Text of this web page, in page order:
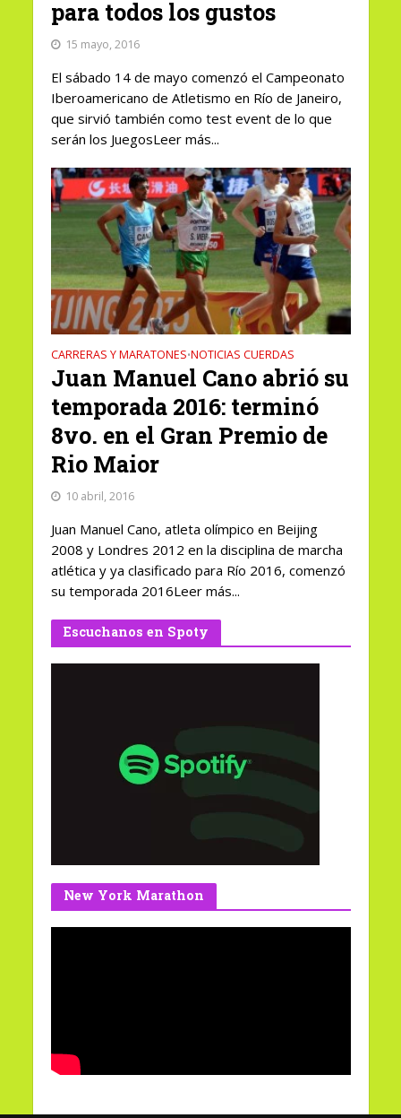
para todos los gustos
15 mayo, 2016
El sábado 14 de mayo comenzó el Campeonato
Iberoamericano de Atletismo en Río de Janeiro,
que sirvió también como test event de lo que
serán los JuegosLeer más...
CARRERAS Y MARATONES•NOTICIAS CUERDAS
Juan Manuel Cano abrió su
temporada 2016: terminó
8vo. en el Gran Premio de
Rio Maior
10 abril, 2016
Juan Manuel Cano, atleta olímpico en Beijing
2008 y Londres 2012 en la disciplina de marcha
atlética y ya clasificado para Río 2016, comenzó
su temporada 2016Leer más...
Escuchanos en Spoty
New York Marathon